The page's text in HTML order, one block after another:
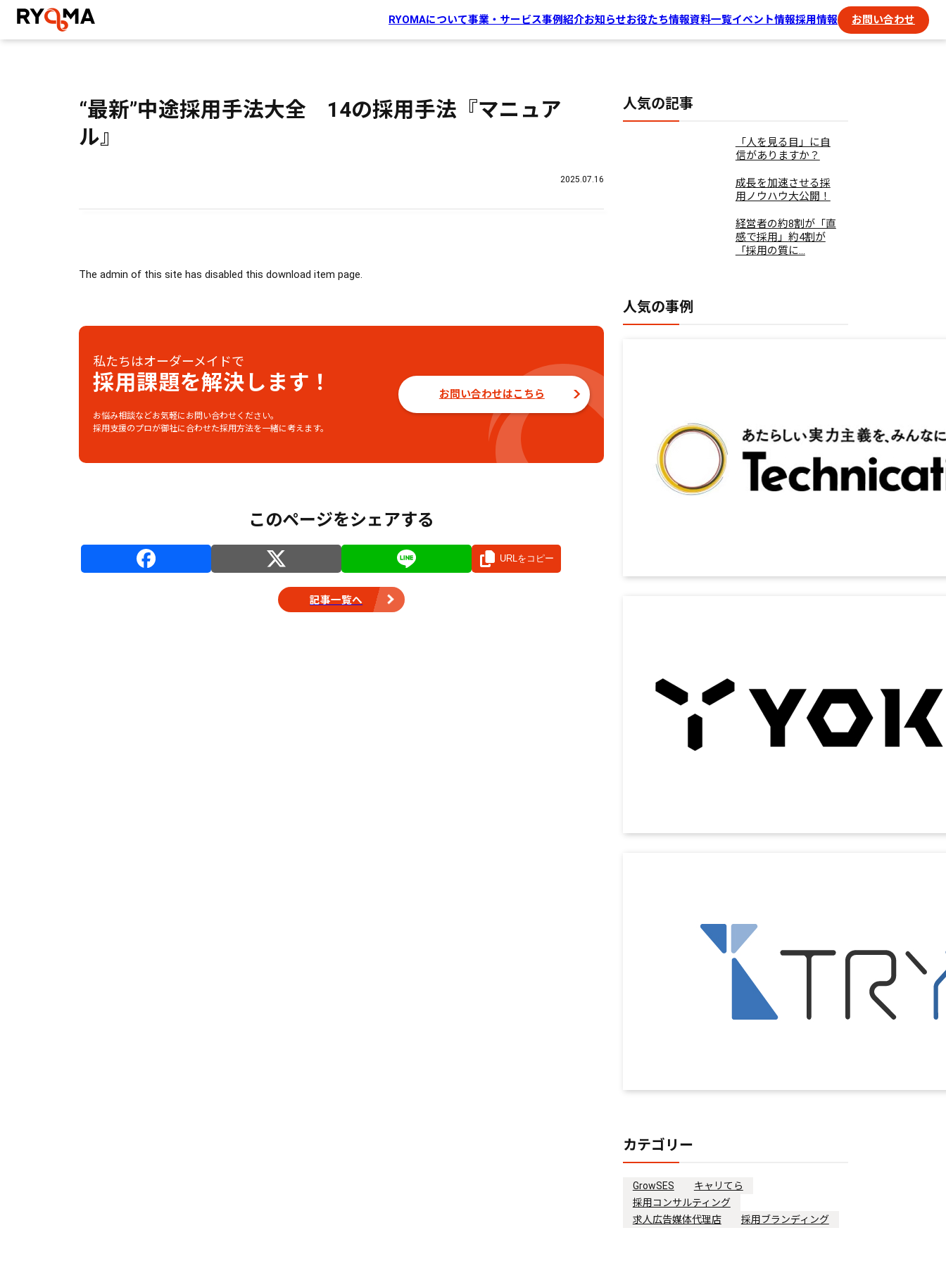
株式会社RYOMA
RYOMAについて事業・サービス事例紹介お知らせお役たち情報資料一覧イベント情報採用情報 お問い合わせ
“最新”中途採用手法大全 14の採用手法『マニュア
ル』
2025.07.16
The admin of this site has disabled this download item page.
私たちはオーダーメイドで
採用課題を解決します！
お悩み相談などお気軽にお問い合わせください。
採用支援のプロが御社に合わせた採用方法を一緒に考えます。
お問い合わせはこちら
このページをシェアする
URLをコピー
記事一覧へ
人気の記事
「人を見る目」に自
信がありますか？
成長を加速させる採
用ノウハウ大公開！
経営者の約8割が「直
感で採用」約4割が
「採用の質に...
人気の事例
SESエンジニア採用
で驚異の採用単価7万
円！3年以...
採用単価を抑えつつ
エンジニア6名の採用
に成功！効果...
トライ｜採用スピー
ドとコスト削減を実
現した支援事例
カテゴリー
GrowSES
キャリてら
採用コンサルティング
求人広告媒体代理店
採用ブランディング